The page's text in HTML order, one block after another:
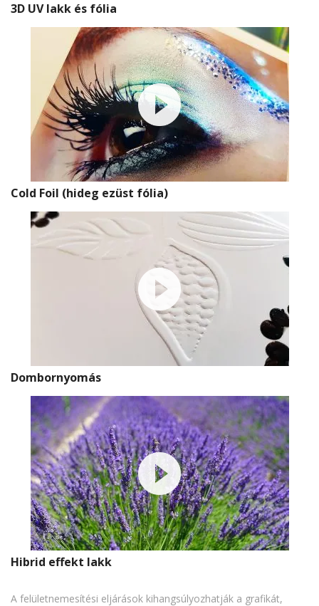
3D UV lakk és fólia
Cold Foil (hideg ezüst fólia)
Dombornyomás
Hibrid effekt lakk
A felületnemesítési eljárások kihangsúlyozhatják a grafikát,